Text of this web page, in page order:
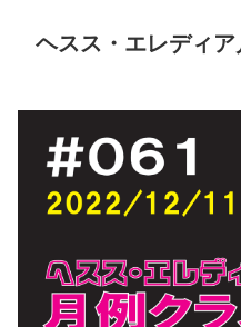
ヘスス・エレディ